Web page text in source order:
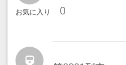
お気に入り 0